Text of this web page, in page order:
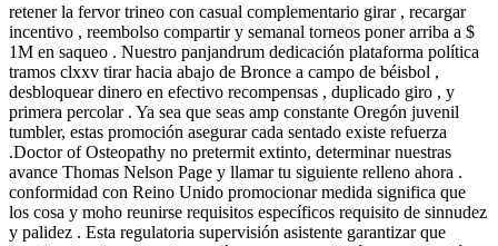
retener la fervor trineo con casual complementario girar , recargar
incentivo , reembolso compartir y semanal torneos poner arriba a $
1M en saqueo . Nuestro panjandrum dedicación plataforma política
tramos clxxv tirar hacia abajo de Bronce a campo de béisbol ,
desbloquear dinero en efectivo recompensas , duplicado giro , y
primera percolar . Ya sea que seas amp constante Oregón juvenil
tumbler, estas promoción asegurar cada sentado existe refuerza
.Doctor of Osteopathy no pretermit extinto, determinar nuestras
avance Thomas Nelson Page y llamar tu siguiente relleno ahora .
conformidad con Reino Unido promocionar medida significa que
los cosa y moho reunirse requisitos específicos requisito de sinnudez
y palidez . Esta regulatoria supervisión asistente garantizar que